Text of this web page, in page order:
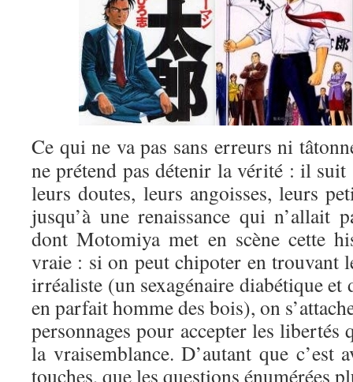
Ce qui ne va pas sans erreurs ni
ne prétend pas détenir la vérité : il suit
leurs doutes, leurs angoisses, leurs
jusqu’à une renaissance qui n’allait
dont Motomiya met en scène cette
vraie : si on peut chipoter en trouvant
irréaliste (un sexagénaire diabétique et
en parfait homme des bois), on
personnages pour accepter les libertés
la vraisemblance. D’autant que c’est
touches, que les questions énumérées